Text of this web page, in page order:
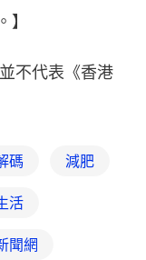
】
不代表《香港
碼 減肥
活
聞網